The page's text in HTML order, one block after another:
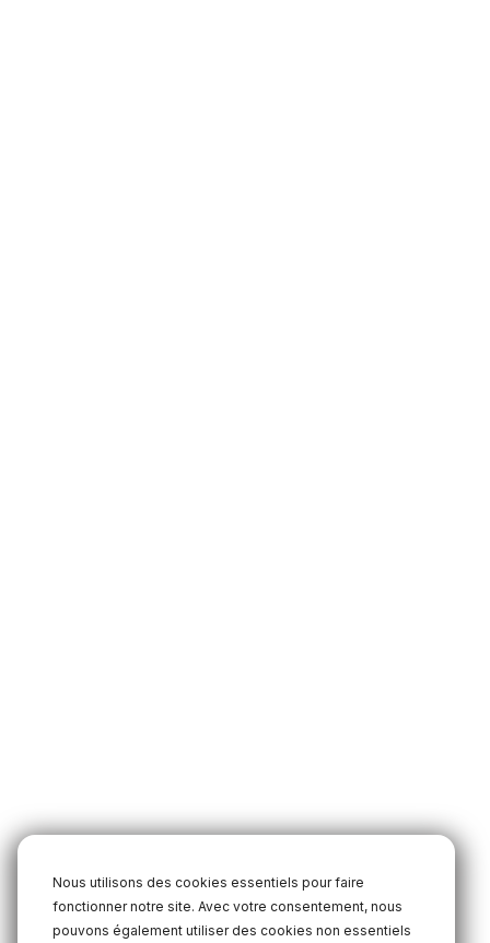
Nous utilisons des cookies essentiels pour faire
fonctionner notre site. Avec votre consentement, nous
pouvons également utiliser des cookies non essentiels